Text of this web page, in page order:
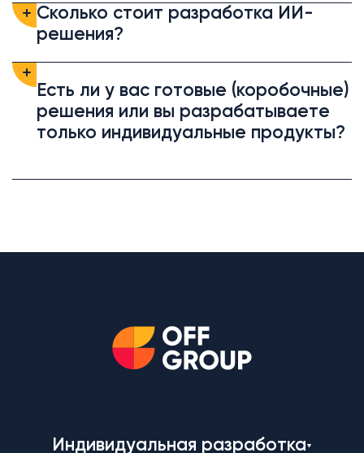
Сколько стоит разработка ИИ-
решения?
Есть ли у вас готовые (коробочные)
решения или вы разрабатываете
только индивидуальные продукты?
Индивидуальная разработка